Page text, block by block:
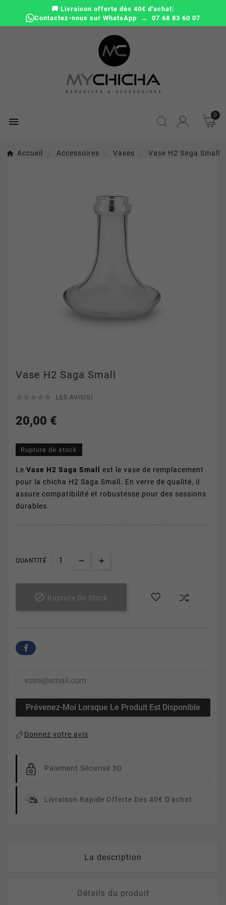
🚚 Livraison offerte dès 40€ d'achat|
Contactez-nous sur WhatsApp → 07 68 83 60 07

0
Accueil Accessoires Vases Vase H2 Saga Small
Vase H2 Saga Small
LES AVIS(0)
20,00 €
Rupture de stock
Le Vase H2 Saga Small est le vase de remplacement
pour la chicha H2 Saga Small. En verre de qualité, il
assure compatibilité et robustesse pour des sessions
durables.
QUANTITÉ
 Rupture De Stock
Prévenez-Moi Lorsque Le Produit Est Disponible
Donnez votre avis
Paiement Sécurisé 3D
Livraison Rapide Offerte Dès 40€ D'achat
La description
Détails du produit